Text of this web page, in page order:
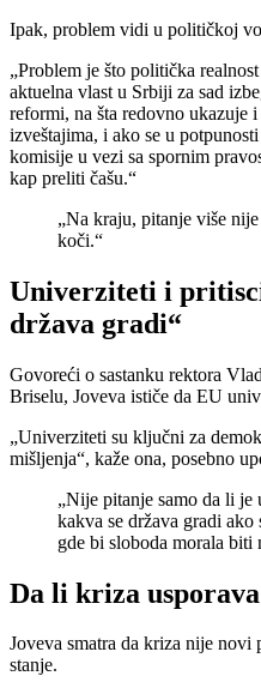
Ipak, problem vidi u političkoj
„Problem je što politička
aktuelna vlast u Srbiji za sad
reformi, na šta redovno ukazuje
izveštajima, i ako se u
komisije u vezi sa spornim
kap preliti čašu.“
„Na kraju, pitanje više
koči.“
Univerziteti i
država gradi“
Govoreći o sastanku rektora
Briselu, Joveva ističe da EU
„Univerziteti su ključni za
mišljenja“, kaže ona, posebno
„Nije pitanje samo da li je
kakva se država gradi
gde bi sloboda morala biti
Da li kriza
Joveva smatra da kriza nije novi
stanje.